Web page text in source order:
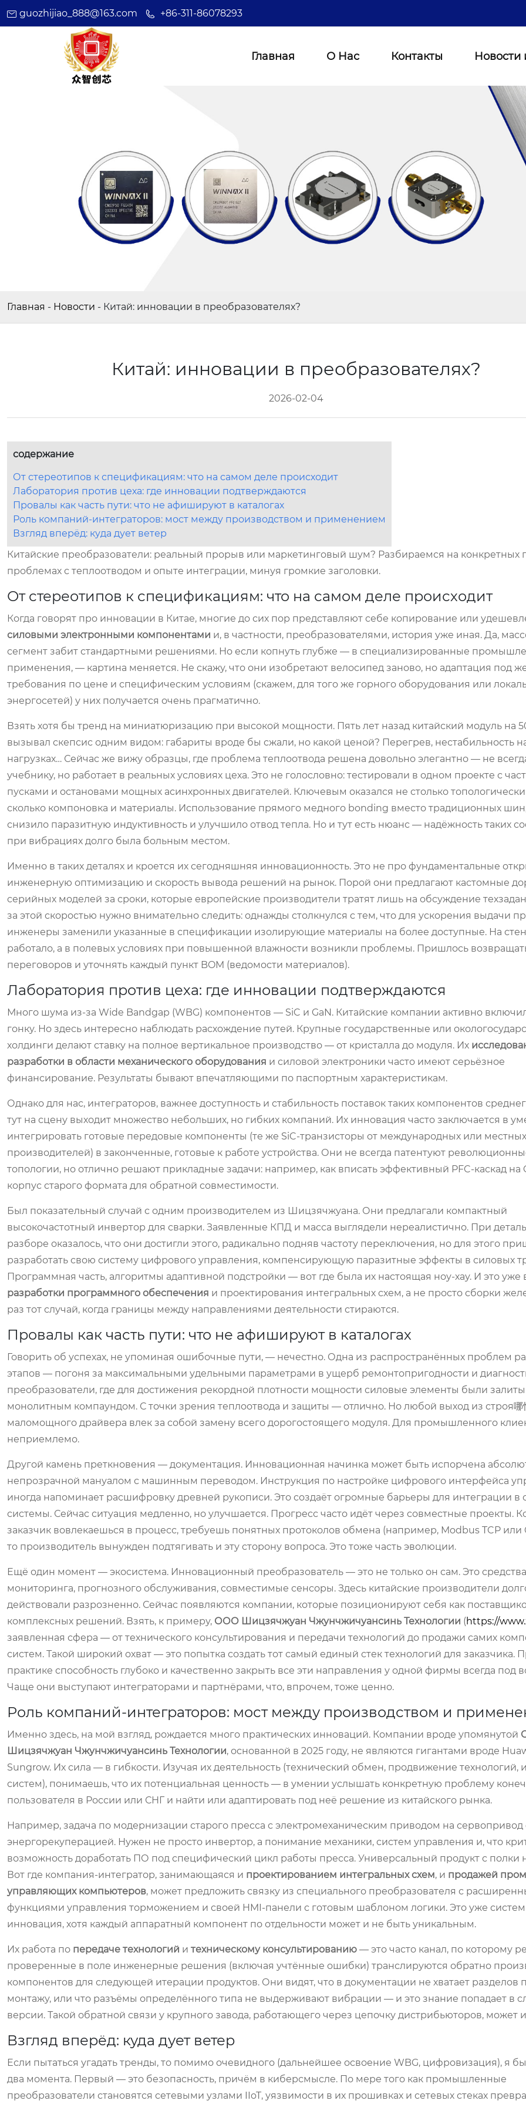
guozhijiao_888@163.com +86-311-86078293
Главная О Нас Контакты Новости
Главная - Новости - Китай: инновации в преобразователях?
Китай: инновации в преобразователях?
2026-02-04
содержание
От стереотипов к спецификациям: что на самом деле происходит
Лаборатория против цеха: где инновации подтверждаются
Провалы как часть пути: что не афишируют в каталогах
Роль компаний-интеграторов: мост между производством и применением
Взгляд вперёд: куда дует ветер
Китайские преобразователи: реальный прорыв или маркетинговый шум? Разбираемся на конкретных
проблемах с теплоотводом и опыте интеграции, минуя громкие заголовки.
От стереотипов к спецификациям: что на самом деле происходит
Когда говорят про инновации в Китае, многие до сих пор представляют себе копирование или
силовыми электронными компонентами и, в частности, преобразователями, история уже иная. Да,
сегмент забит стандартными решениями. Но если копнуть глубже — в специализированные
применения, — картина меняется. Не скажу, что они изобретают велосипед заново, но адаптация под
требования по цене и специфическим условиям (скажем, для того же горного оборудования или
энергосетей) у них получается очень прагматично.
Взять хотя бы тренд на миниатюризацию при высокой мощности. Пять лет назад китайский модуль на
вызывал скепсис одним видом: габариты вроде бы сжали, но какой ценой? Перегрев, нестабильность
нагрузках… Сейчас же вижу образцы, где проблема теплоотвода решена довольно элегантно — не
учебнику, но работает в реальных условиях цеха. Это не голословно: тестировали в одном проекте с
пусками и остановами мощных асинхронных двигателей. Ключевым оказался не столько
сколько компоновка и материалы. Использование прямого медного bonding вместо традиционных
снизило паразитную индуктивность и улучшило отвод тепла. Но и тут есть нюанс — надёжность таких
при вибрациях долго была больным местом.
Именно в таких деталях и кроется их сегодняшняя инновационность. Это не про фундаментальные
инженерную оптимизацию и скорость вывода решений на рынок. Порой они предлагают кастомные
серийных моделей за сроки, которые европейские производители тратят лишь на обсуждение
за этой скоростью нужно внимательно следить: однажды столкнулся с тем, что для ускорения выдачи
инженеры заменили указанные в спецификации изолирующие материалы на более доступные. На
работало, а в полевых условиях при повышенной влажности возникли проблемы. Пришлось
переговоров и уточнять каждый пункт BOM (ведомости материалов).
Лаборатория против цеха: где инновации подтверждаются
Много шума из-за Wide Bandgap (WBG) компонентов — SiC и GaN. Китайские компании активно
гонку. Но здесь интересно наблюдать расхождение путей. Крупные государственные или
холдинги делают ставку на полное вертикальное производство — от кристалла до модуля. Их
разработки в области механического оборудования и силовой электроники часто имеют серьёзное
финансирование. Результаты бывают впечатляющими по паспортным характеристикам.
Однако для нас, интеграторов, важнее доступность и стабильность поставок таких компонентов
тут на сцену выходит множество небольших, но гибких компаний. Их инновация часто заключается в
интегрировать готовые передовые компоненты (те же SiC-транзисторы от международных или местных
производителей) в законченные, готовые к работе устройства. Они не всегда патентуют
топологии, но отлично решают прикладные задачи: например, как вписать эффективный PFC-каскад на
корпус старого формата для обратной совместимости.
Был показательный случай с одним производителем из Шицзячжуана. Они предлагали компактный
высокочастотный инвертор для сварки. Заявленные КПД и масса выглядели нереалистично. При
разборе оказалось, что они достигли этого, радикально подняв частоту переключения, но для этого
разработать свою систему цифрового управления, компенсирующую паразитные эффекты в силовых
Программная часть, алгоритмы адаптивной подстройки — вот где была их настоящая ноу-хау. И это уже
разработки программного обеспечения и проектирования интегральных схем, а не просто сборки
раз тот случай, когда границы между направлениями деятельности стираются.
Провалы как часть пути: что не афишируют в каталогах
Говорить об успехах, не упоминая ошибочные пути, — нечестно. Одна из распространённых проблем
этапов — погоня за максимальными удельными параметрами в ущерб ремонтопригодности и
преобразователи, где для достижения рекордной плотности мощности силовые элементы были залиты
монолитным компаундом. С точки зрения теплоотвода и защиты — отлично. Но любой выход из строя哪
маломощного драйвера влек за собой замену всего дорогостоящего модуля. Для промышленного
неприемлемо.
Другой камень преткновения — документация. Инновационная начинка может быть испорчена
непрозрачной мануалом с машинным переводом. Инструкция по настройке цифрового интерфейса
иногда напоминает расшифровку древней рукописи. Это создаёт огромные барьеры для интеграции в
системы. Сейчас ситуация медленно, но улучшается. Прогресс часто идёт через совместные проекты.
заказчик вовлекаешься в процесс, требуешь понятных протоколов обмена (например, Modbus TCP или
то производитель вынужден подтягивать и эту сторону вопроса. Это тоже часть эволюции.
Ещё один момент — экосистема. Инновационный преобразователь — это не только он сам. Это средства
мониторинга, прогнозного обслуживания, совместимые сенсоры. Здесь китайские производители
действовали разрозненно. Сейчас появляются компании, которые позиционируют себя как
комплексных решений. Взять, к примеру, ООО Шицзячжуан Чжунчжичуансинь Технологии (https://
заявленная сфера — от технического консультирования и передачи технологий до продажи самих
систем. Такой широкий охват — это попытка создать тот самый единый стек технологий для заказчика.
практике способность глубоко и качественно закрыть все эти направления у одной фирмы всегда под
Чаще они выступают интеграторами и партнёрами, что, впрочем, тоже ценно.
Роль компаний-интеграторов: мост между производством и
Именно здесь, на мой взгляд, рождается много практических инноваций. Компании вроде упомянутой
Шицзячжуан Чжунчжичуансинь Технологии, основанной в 2025 году, не являются гигантами вроде
Sungrow. Их сила — в гибкости. Изучая их деятельность (технический обмен, продвижение технологий,
систем), понимаешь, что их потенциальная ценность — в умении услышать конкретную проблему
пользователя в России или СНГ и найти или адаптировать под неё решение из китайского рынка.
Например, задача по модернизации старого пресса с электромеханическим приводом на сервопривод
энергорекуперацией. Нужен не просто инвертор, а понимание механики, систем управления и, что
возможность доработать ПО под специфический цикл работы пресса. Универсальный продукт с полки
Вот где компания-интегратор, занимающаяся и проектированием интегральных схем, и продажей
управляющих компьютеров, может предложить связку из специального преобразователя с
функциями управления торможением и своей HMI-панели с готовым шаблоном логики. Это уже
инновация, хотя каждый аппаратный компонент по отдельности может и не быть уникальным.
Их работа по передаче технологий и техническому консультированию — это часто канал, по которому
проверенные в поле инженерные решения (включая учтённые ошибки) транслируются обратно
компонентов для следующей итерации продуктов. Они видят, что в документации не хватает разделов
монтажу, или что разъёмы определённого типа не выдерживают вибрации — и это знание попадает в
версии. Такой обратной связи у крупного завода, работающего через цепочку дистрибьюторов, может
Взгляд вперёд: куда дует ветер
Если пытаться угадать тренды, то помимо очевидного (дальнейшее освоение WBG, цифровизация), я
два момента. Первый — это безопасность, причём в киберсмысле. По мере того как промышленные
преобразователи становятся сетевыми узлами IIoT, уязвимости в их прошивках и сетевых стеках